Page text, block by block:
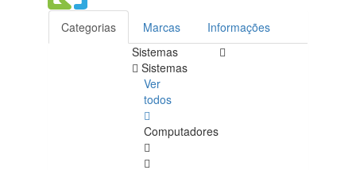
Categorias Marcas
Informações
Sistemas
Sistemas
Ver
todos
Computadores